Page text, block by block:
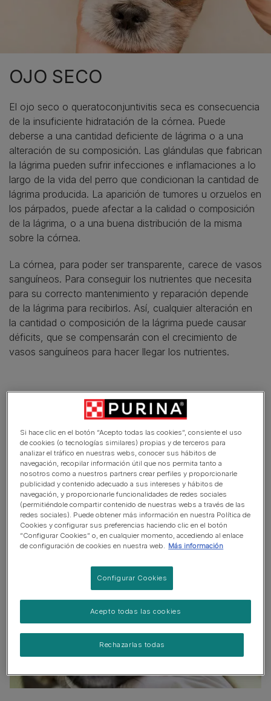
OJO SECO
El ojo seco o queratoconjuntivitis seca es consecuencia
de la insuficiente hidratación de la córnea. Puede
deberse a una cantidad deficiente de lágrima o a una
alteración de su composición. Las glándulas que fabrican
la lágrima pueden sufrir infecciones e inflamaciones a lo
largo de la vida del perro que condicionan la cantidad de
lágrima producida. La aparición de tumores u orzuelos en
los párpados, puede afectar a la calidad o composición
de la lágrima, o a una buena distribución de la misma
sobre la córnea.
La córnea, para poder ser transparente, carece de vasos
sanguíneos. Para conseguir los nutrientes que necesita
para su correcto mantenimiento y reparación depende
de la lágrima para recibirlos. Así, cualquier alteración en
la cantidad o composición de la lágrima puede causar
déficits, que se compensarán con el crecimiento de
vasos sanguíneos para hacer llegar los nutrientes.
CATARATAS EN PERROS
GLAUCOMA EN PERROS
CEGUERA REPENTINA EN PERRO
CEGUERA EN PERROS NO REPENTINA
Si hace clic en el botón “Acepto todas las cookies”, consiente el uso
de cookies (o tecnologías similares) propias y de terceros para
analizar el tráfico en nuestras webs, conocer sus hábitos de
navegación, recopilar información útil que nos permita tanto a
nosotros como a nuestros partners crear perfiles y proporcionarle
publicidad y contenido adecuado a sus intereses y hábitos de
navegación, y proporcionarle funcionalidades de redes sociales
(permitiéndole compartir contenido de nuestras webs a través de las
redes sociales). Puede obtener más información en nuestra Política de
Cookies y configurar sus preferencias haciendo clic en el botón
“Configurar Cookies” o, en cualquier momento, accediendo al enlace
de configuración de cookies en nuestra web.
Más información
Configurar Cookies
Rechazarlas todas
Acepto todas las cookies